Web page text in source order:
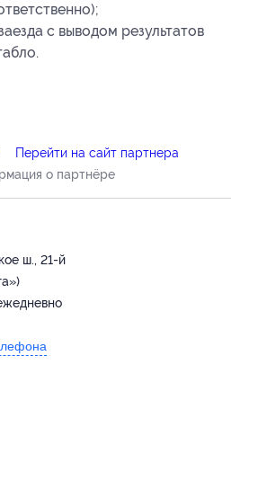
с выводом результатов
Перейти на сайт партнера
о партнёре
ш., 21-й